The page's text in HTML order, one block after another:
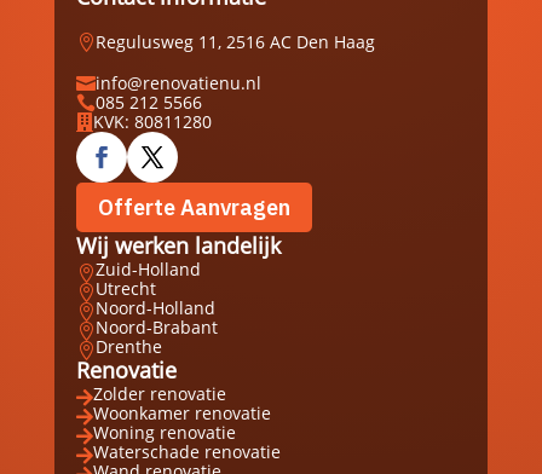
Regulusweg 11, 2516 AC Den Haag
info@renovatienu.nl
085 212 5566
 KVK: 80811280
Offerte Aanvragen
Wij werken landelijk
Zuid-Holland
Utrecht
Noord-Holland
Noord-Brabant
Drenthe
Renovatie
Zolder renovatie
Woonkamer renovatie
Woning renovatie
Waterschade renovatie